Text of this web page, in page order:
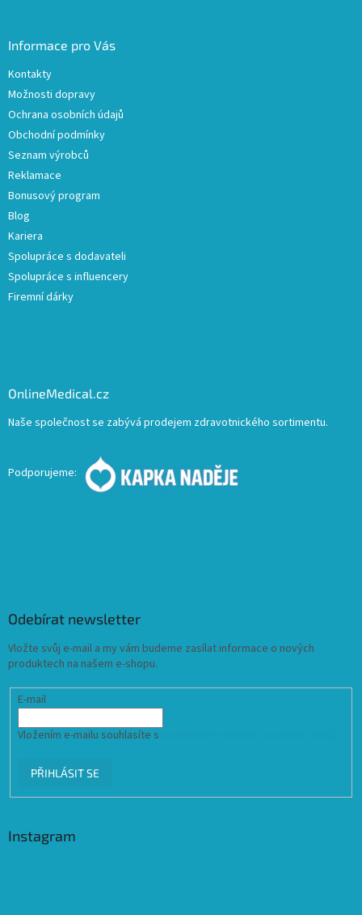
Informace pro Vás
Kontakty
Možnosti dopravy
Ochrana osobních údajů
Obchodní podmínky
Seznam výrobců
Reklamace
Bonusový program
Blog
Kariera
Spolupráce s dodavateli
Spolupráce s influencery
Firemní dárky
OnlineMedical.cz
Naše společnost se zabývá prodejem zdravotnického sortimentu.
Podporujeme:
Odebírat newsletter
Vložte svůj e-mail a my vám budeme zasílat informace o nových
produktech na našem e-shopu.
E-mail
Vložením e-mailu souhlasíte s
PŘIHLÁSIT SE
Instagram